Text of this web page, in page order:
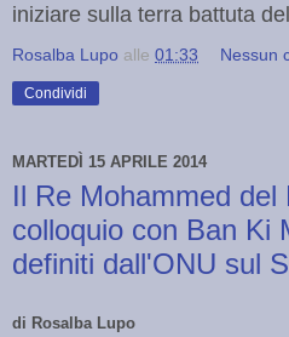
iniziare sulla terra battuta del
Rosalba Lupo alle 01:33 Nessun
Condividi
MARTEDÌ 15 APRILE 2014
Il Re Mohammed del
colloquio con Ban Ki
definiti dall'ONU sul
di Rosalba Lupo